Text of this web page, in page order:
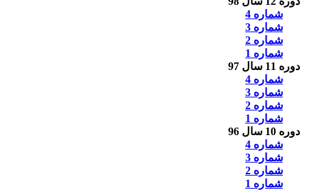
شماره 4
شماره 3
شماره 2
شماره 1
دوره 11 سال 97
شماره 4
شماره 3
شماره 2
شماره 1
دوره 10 سال 96
شماره 4
شماره 3
شماره 2
شماره 1